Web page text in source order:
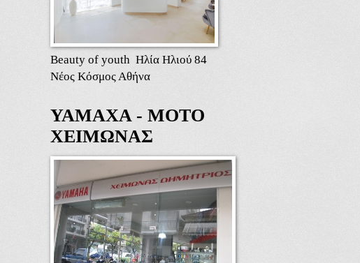
Beauty of youth Ηλία Ηλιού 84
Νέος Κόσμος Αθήνα
ΥΑΜΑΧΑ - ΜΟΤΟ
ΧΕΙΜΩΝΑΣ